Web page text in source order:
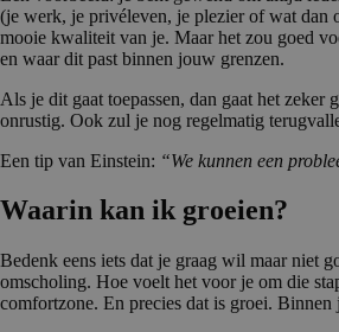
(je werk, je privéleven, je plezier of wat dan
mooie kwaliteit van je. Maar het zou goed
en waar dit past binnen jouw grenzen.
Als je dit gaat toepassen, dan gaat het
onrustig. Ook zul je nog regelmatig
Een tip van Einstein: “We kunnen een
Waarin kan ik groeien?
Bedenk eens iets dat je graag wil maar niet
omscholing. Hoe voelt het voor je om die
comfortzone. En precies dat is groei.